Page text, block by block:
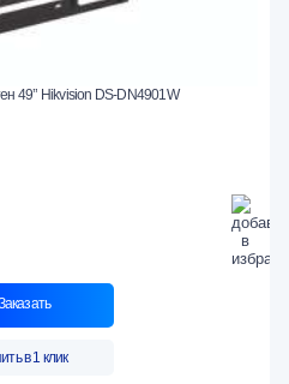
49’’ Hikvision DS-DN4901W
в 1 клик